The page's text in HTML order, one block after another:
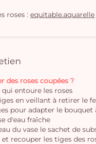
roses :equitable.aquarelle
des roses coupées ?
entoure les roses
en veillant à retirer le
pour adapter le bouquet
d'eau fraîche
du vase le sachet de
recouper les tiges des